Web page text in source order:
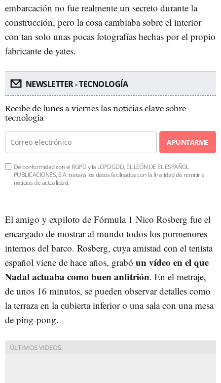
embarcación no fue realmente un secreto durante la
construcción, pero la cosa cambiaba sobre el interior
con tan solo unas pocas fotografías hechas por el propio
fabricante de yates.
NEWSLETTER - TECNOLOGÍA
Recibe de lunes a viernes las noticias clave sobre
tecnología
APUNTARME
De conformidad con el RGPD y la LOPDGDD, EL LEÓN DE EL ESPAÑOL
PUBLICACIONES, S.A. tratará los datos facilitados con la finalidad de remitirle
noticias de actualidad.
El amigo y expiloto de Fórmula 1 Nico Rosberg fue el
encargado de mostrar al mundo todos los pormenores
internos del barco. Rosberg, cuya amistad con el tenista
español viene de hace años, grabó un vídeo en el que
Nadal actuaba como buen anfitrión. En el metraje,
de unos 16 minutos, se pueden observar detalles como
la terraza en la cubierta inferior o una sala con una mesa
de ping-pong.